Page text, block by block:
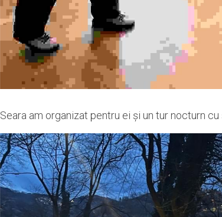
Seara am organizat pentru ei și un tur nocturn